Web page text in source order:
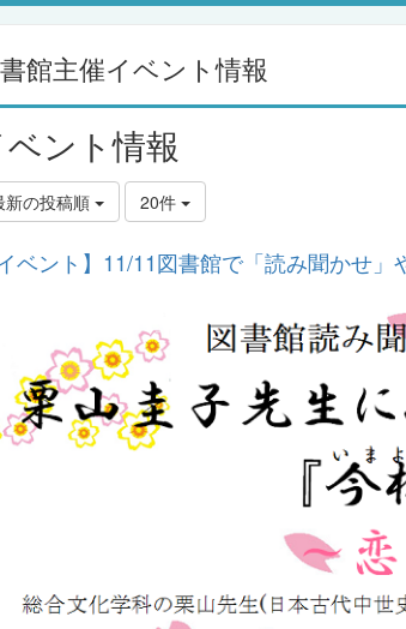
館主催イベント情報
ント情報
新の投稿順 20件
ベント】11/11図書館で「読み聞かせ」